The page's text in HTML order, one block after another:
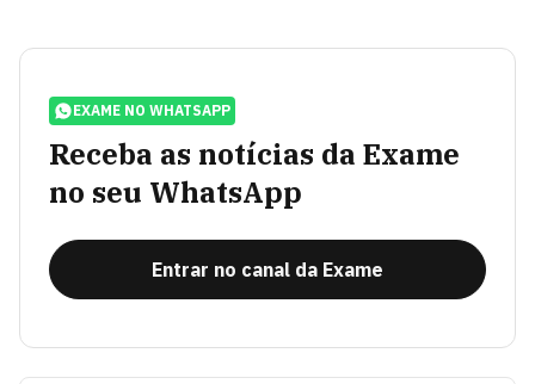
EXAME NO WHATSAPP
Receba as notícias da Exame
no seu WhatsApp
Entrar no canal da Exame